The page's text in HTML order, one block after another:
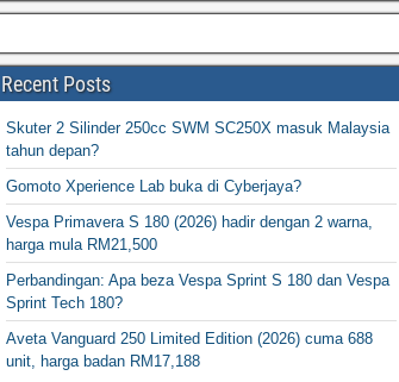
Recent Posts
Skuter 2 Silinder 250cc SWM SC250X masuk Malaysia
tahun depan?
Gomoto Xperience Lab buka di Cyberjaya?
Vespa Primavera S 180 (2026) hadir dengan 2 warna,
harga mula RM21,500
Perbandingan: Apa beza Vespa Sprint S 180 dan Vespa
Sprint Tech 180?
Aveta Vanguard 250 Limited Edition (2026) cuma 688
unit, harga badan RM17,188